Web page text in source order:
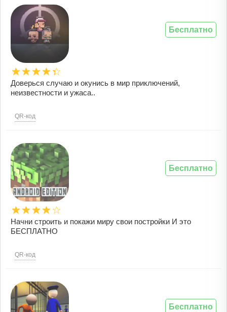
Доверься случаю и окунись в мир приключений,
неизвестности и ужаса..
QR-код
Бесплатно
Начни строить и покажи миру свои постройки И это
БЕСПЛАТНО
QR-код
Бесплатно
Бесплатно